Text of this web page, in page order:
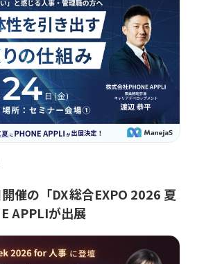
催の「DX 総合EXPO 2026 夏
APPLIが出展